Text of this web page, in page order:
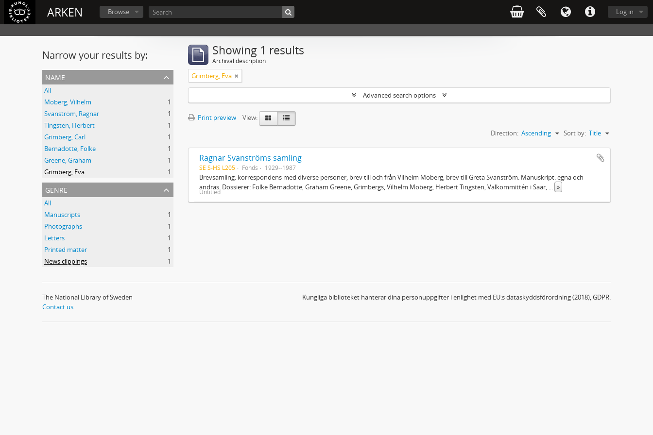
ARKEN Log in
Browse
Narrow your results by:
name
All
Moberg, Vilhelm
1
Svanström, Ragnar
1
Tingsten, Herbert
1
Grimberg, Carl
1
Bernadotte, Folke
1
Greene, Graham
1
Grimberg, Eva
1
genre
All
Manuscripts
1
Photographs
1
Letters
1
Printed matter
1
News clippings
1
Showing 1 results
Archival description
Grimberg, Eva
Advanced search options
Print preview
View:
Sort by: Title
Direction: Ascending
Ragnar Svanströms samling
SE S-HS L205 Fonds 1929--1987
Brevsamling: korrespondens med diverse personer, brev till och från Vilhelm Moberg, brev till Greta Svanström. Manuskript: egna och
andras. Dossierer: Folke Bernadotte, Graham Greene, Grimbergs, Vilhelm Moberg, Herbert Tingsten, Valkommittén i Saar,
»
Untitled
The National Library of Sweden
Contact us
Kungliga biblioteket hanterar dina personuppgifter i enlighet med EU:s dataskyddsförordning (2018), GDPR.